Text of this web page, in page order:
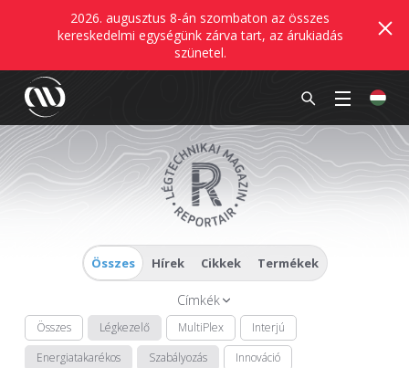
2026. augusztus 8-án szombaton az összes
kereskedelmi egységünk zárva tart, az árukiadás
szünetel.
Összes Hírek Cikkek Termékek
Címkék
Összes Légkezelő MultiPlex
Interjú
Energiatakarékos
Szabályozás
Innováció